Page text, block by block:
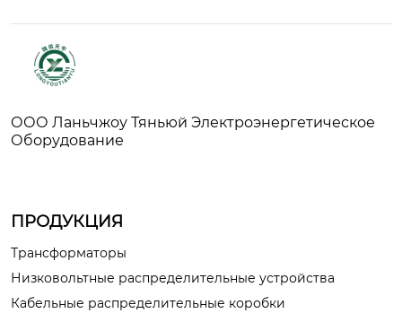
ООО Ланьчжоу Тяньюй Электроэнергетическое
Оборудование
ПРОДУКЦИЯ
Трансформаторы
Низковольтные распределительные устройства
Кабельные распределительные коробки